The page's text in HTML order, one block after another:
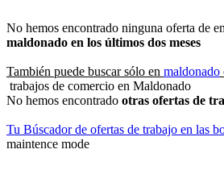
No hemos encontrado ninguna oferta de
maldonado en los últimos dos meses
También puede buscar sólo en maldonado
trabajos de comercio en Maldonado
No hemos encontrado otras ofertas de
Tu Búscador de ofertas de trabajo en las
maintence mode